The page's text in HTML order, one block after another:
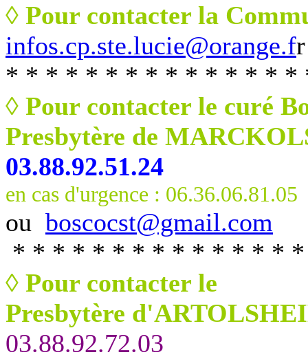
◊ Pour contacter la
infos.cp.ste.lucie@orange.fr
* * * * * * * * * * * * * * *
◊ Pour contacter le curé
Presbytère de
03.88.92.51.24
en cas d'urgence : 06.36.06.81.05
ou boscocst@gmail.com
* * * * * * * * * * * * * *
◊ Pour contacter le
Presbytère
03.88.92.72.03